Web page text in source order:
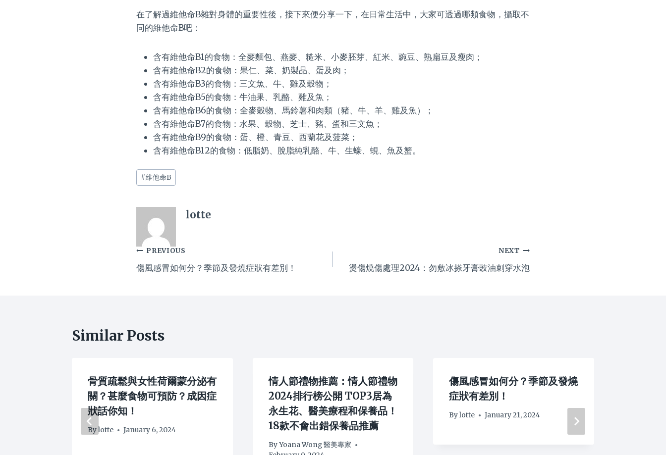
在了解過維他命B雜對身體的重要性後，接下來便分享一下，在日常生活中，大家可透過哪類食物，攝取不
同的維他命B吧：
含有維他命B1的食物：全麥麵包、燕麥、糙米、小麥胚芽、紅米、豌豆、熟扁豆及瘦肉；
含有維他命B2的食物：果仁、菜、奶製品、蛋及肉；
含有維他命B3的食物：三文魚、牛、雞及穀物；
含有維他命B5的食物：牛油果、乳酪、雞及魚；
含有維他命B6的食物：全麥穀物、馬鈴薯和肉類（豬、牛、羊、雞及魚）；
含有維他命B7的食物：水果、穀物、芝士、豬、蛋和三文魚；
含有維他命B9的食物：蛋、橙、青豆、西蘭花及菠菜；
含有維他命B12的食物：低脂奶、脫脂純乳酪、牛、生蠔、蜆、魚及蟹。
Post
Tags:
#維他命B
lotte
Post
navigation
PREVIOUS
傷風感冒如何分？季節及發燒症狀有差別！
NEXT
燙傷燒傷處理2024：勿敷冰搽牙膏豉油刺穿水泡
Similar Posts
骨質疏鬆與女性荷爾蒙分泌有
關？甚麼食物可預防？成因症
狀話你知！
Bylotte January 6, 2024
情人節禮物推薦：情人節禮物
2024排行榜公開 TOP3居為
永生花、醫美療程和保養品！
18款不會出錯保養品推薦
ByYoana Wong 醫美專家
傷風感冒如何分？季節及發燒
症狀有差別！
By lotte January 21, 2024